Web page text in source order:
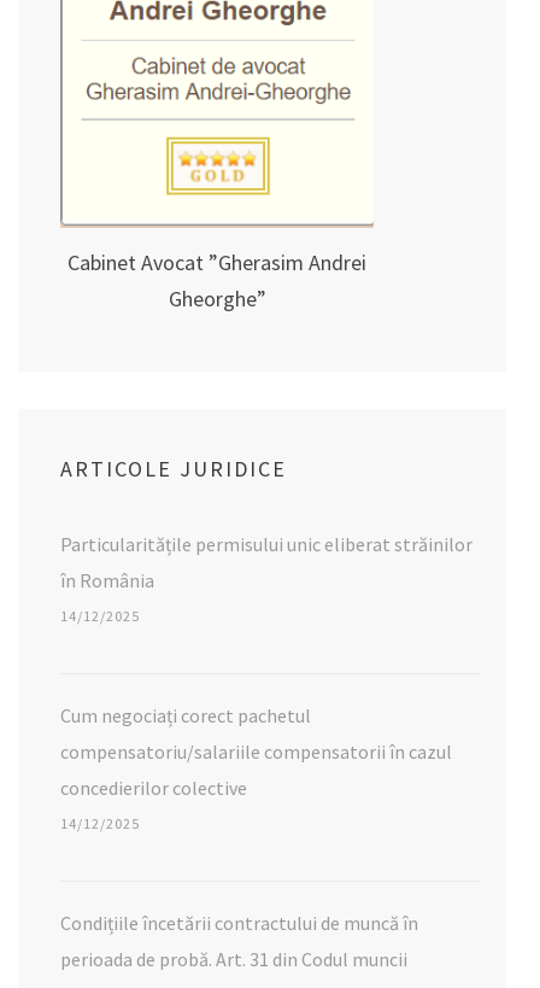
Cabinet Avocat ”Gherasim Andrei
Gheorghe”
ARTICOLE JURIDICE
Particularitățile permisului unic eliberat străinilor
în România
14/12/2025
Cum negociați corect pachetul
compensatoriu/salariile compensatorii în cazul
concedierilor colective
14/12/2025
Condițiile încetării contractului de muncă în
perioada de probă. Art. 31 din Codul muncii